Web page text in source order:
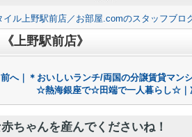
イル上野駅前店／お部屋.comのスタッフブロ
上野駅前店》
へ｜＊おいしいランチ/両国の分譲賃貸マン
☆熱海銀座で☆田端で一人暮らし☆
ちゃんを産んでくださいね！